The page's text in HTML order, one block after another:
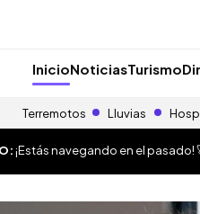
InicioNoticiasTurismo
Terremotos Lluvias
¡Estás navegando en el pasado!